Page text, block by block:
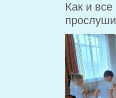
Как и